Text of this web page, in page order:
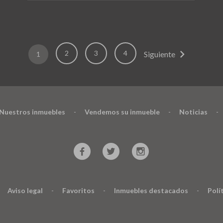
1 2 3 4 Siguientechevron_right
Nuestros inmuebles - Vendemos su inmueble - Noticias -
Aviso legal - Favoritos - Inmuebles destacados -